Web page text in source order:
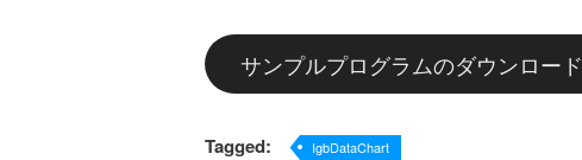
サンプルプログラムのダウンロード
Tagged: IgbDataChart